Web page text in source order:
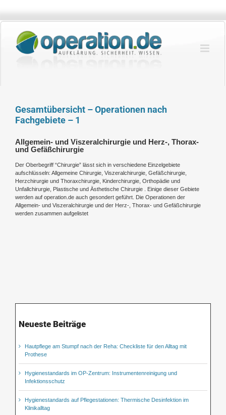
springen
Gesamtübersicht – Operationen nach
Fachgebiete – 1
Allgemein- und Viszeralchirurgie und Herz-, Thorax-
und Gefäßchirurgie
Der Oberbegriff “Chirurgie” lässt sich in verschiedene Einzelgebiete
aufschlüsseln: Allgemeine Chirurgie , Viszeralchirurgie, Gefäßchirurgie,
Herzchirurgie und Thoraxchirurgie , Kinderchirurgie, Orthopädie und
Unfallchirurgie, Plastische und Ästhetische Chirurgie
. Einige dieser Gebiete
werden auf operation.de auch gesondert geführt. Die Operationen der
Allgemein- und Viszeralchirurgie und der Herz-, Thorax- und Gefäßchirurgie
werden zusammen aufgelistet
Neueste Beiträge
Hautpflege am Stumpf nach der Reha: Checkliste für den Alltag mit
Prothese
Hygienestandards im OP-Zentrum: Instrumentenreinigung und
Infektionsschutz
Hygienestandards auf Pflegestationen: Thermische Desinfektion im
Klinikalltag